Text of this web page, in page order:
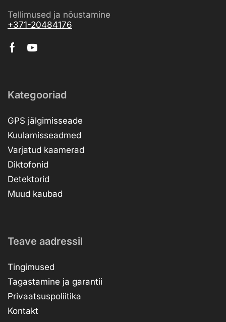
Tellimused ja nõustamine
+371-20484176
Kategooriad
GPS jälgimisseade
Kuulamisseadmed
Varjatud kaamerad
Diktofonid
Detektorid
Muud kaubad
Teave aadressil
Tingimused
Tagastamine ja garantii
Privaatsuspoliitika
Kontakt